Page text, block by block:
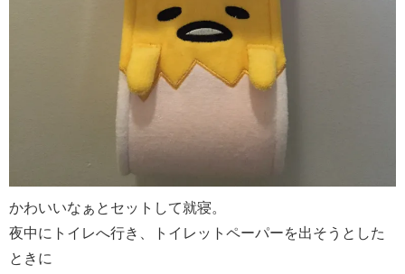
かわいいなぁとセットして就寝。
夜中にトイレへ行き、トイレットペーパーを出そうとした
ときに